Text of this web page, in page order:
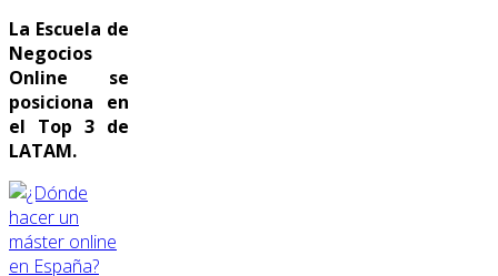
La Escuela de
Negocios
Online se
posiciona en
el Top 3 de
LATAM.